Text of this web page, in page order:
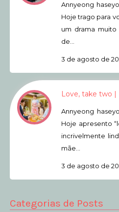
Annyeong
Hoje trago para
um drama muito
de…
3 de agosto de
Love, take two |
Annyeong
Hoje apresento
incrivelmente
mãe…
3 de agosto de
Categorias de Posts